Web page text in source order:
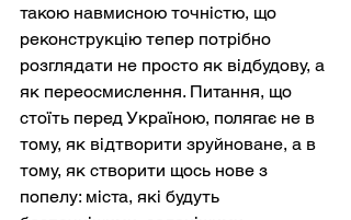
такою навмисною точністю, що
реконструкцію тепер потрібно
розглядати не просто як відбудову, а
як переосмислення. Питання, що
стоїть перед Україною, полягає не в
тому, як відтворити зруйноване, а в
тому, як створити щось нове з
попелу: міста, які будуть